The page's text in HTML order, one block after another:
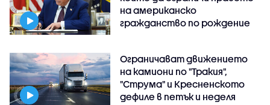
на американско
гражданство по рождение
Ограничават движението
на камиони по "Тракия",
"Струма" и Кресненското
дефиле в петък и неделя